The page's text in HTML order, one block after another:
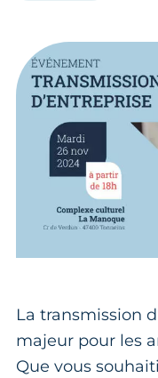
La transmission
majeur pour les
Que vous